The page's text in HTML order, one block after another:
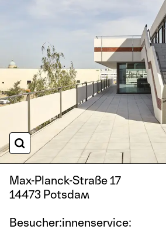
BILD-DETAILANSICHT
Max-Planck-Straße 17
14473 Potsdam
Besucher:innenservice: